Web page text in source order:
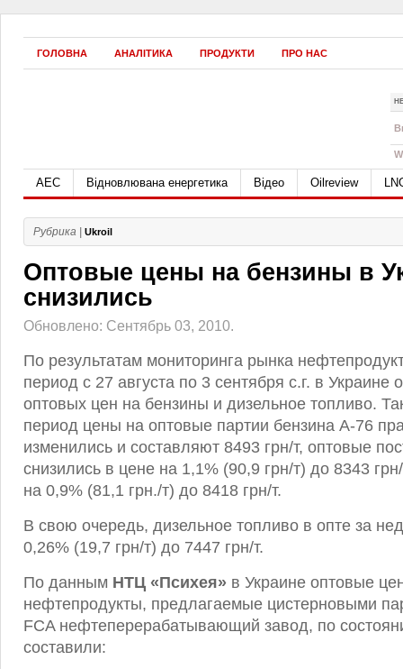
ГОЛОВНА АНАЛІТИКА ПРОДУКТИ ПРО НАС
АЕС Відновлювана енергетика Відео Oilreview
Рубрика | Ukroil
Оптовые цены на бензины в
снизились
Обновлено: Сентябрь 03, 2010.
По результатам мониторинга рынка
период с 27 августа по 3 сентября с.г. в Украине
оптовых цен на бензины и дизельное топливо.
период цены на оптовые партии бензина А-76
изменились и составляют 8493 грн/т, оптовые
снизились в цене на 1,1% (90,9 грн/т) до 8343
на 0,9% (81,1 грн./т) до 8418 грн/т.
В свою очередь, дизельное топливо в опте за
0,26% (19,7 грн/т) до 7447 грн/т.
По данным НТЦ «Психея» в Украине оптовые
нефтепродукты, предлагаемые цистерновыми
FCA нефтеперерабатывающий завод, по
составили: